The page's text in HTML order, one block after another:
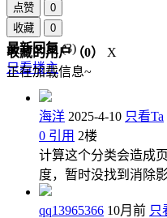
点赞
0
收藏
0
收藏的用户（0）
X
正在加载信息~
最新回复(3)
只看楼主
海洋 2025-4-10 只看Ta
0 引用 2楼
计算这个分类会造成
度，暂时没找到消除
qq13965366 10月前 只